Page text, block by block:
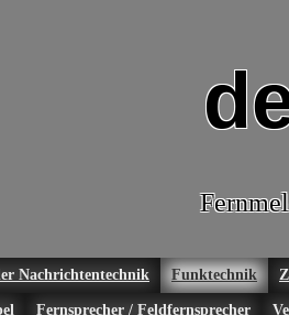
Nachrichtentechnik Funktechnik
Fernsprecher / Feldfernsprecher